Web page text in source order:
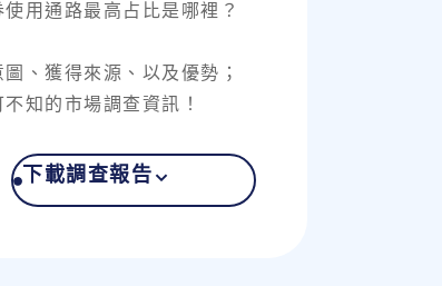
用通路最高占比是哪裡？
、獲得來源、以及優勢；
知的市場調查資訊！
下載調查報告